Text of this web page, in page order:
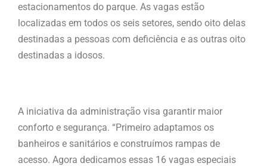
estacionamentos do parque. As vagas estão
localizadas em todos os seis setores, sendo oito delas
destinadas a pessoas com deficiência e as outras oito
destinadas a idosos.
A iniciativa da administração visa garantir maior
conforto e segurança. “Primeiro adaptamos os
banheiros e sanitários e construímos rampas de
acesso. Agora dedicamos essas 16 vagas especiais